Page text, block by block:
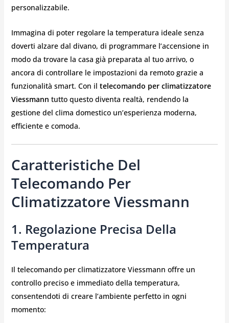
personalizzabile.
Immagina di poter regolare la temperatura ideale senza
doverti alzare dal divano, di programmare l’accensione in
modo da trovare la casa già preparata al tuo arrivo, o
ancora di controllare le impostazioni da remoto grazie a
funzionalità smart. Con il telecomando per climatizzatore
Viessmann tutto questo diventa realtà, rendendo la
gestione del clima domestico un’esperienza moderna,
efficiente e comoda.
Caratteristiche Del
Telecomando Per
Climatizzatore Viessmann
1. Regolazione Precisa Della
Temperatura
Il telecomando per climatizzatore Viessmann offre un
controllo preciso e immediato della temperatura,
consentendoti di creare l’ambiente perfetto in ogni
momento: